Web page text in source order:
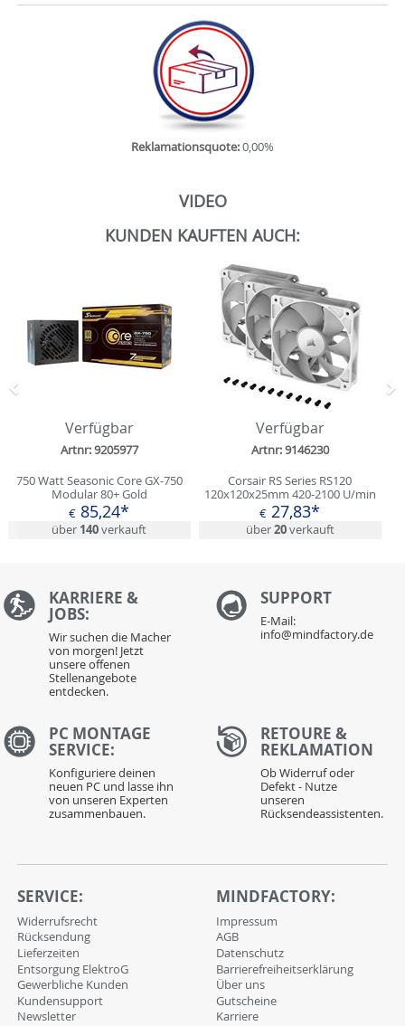
Reklamationsquote:0,00%
VIDEO
KUNDEN KAUFTEN AUCH:
Verfügbar
Artnr: 9205977
750 Watt Seasonic Core GX-750
Modular 80+ Gold
€ 85,24*
über 140verkauft
Verfügbar
Artnr: 9146230
Corsair RS Series RS120
120x120x25mm 420-2100 U/min
10-36 dB(A) weiß
€ 27,83*
über20verkauft
Zurück
KARRIERE &
JOBS:
Wir suchen die Macher
von morgen! Jetzt
unsere offenen
Stellenangebote
entdecken.
SUPPORT
E-Mail:
info@mindfactory.de
PC MONTAGE
SERVICE:
Konfiguriere deinen
neuen PC und lasse ihn
von unseren Experten
zusammenbauen.
RETOURE &
REKLAMATION
Ob Widerruf oder
Defekt - Nutze
unseren
Rücksendeassistenten.
SERVICE:
Widerrufsrecht
Rücksendung
Lieferzeiten
Entsorgung ElektroG
Gewerbliche Kunden
Kundensupport
Newsletter
MINDFACTORY:
Impressum
AGB
Datenschutz
Barrierefreiheitserklärung
Über uns
Gutscheine
Karriere